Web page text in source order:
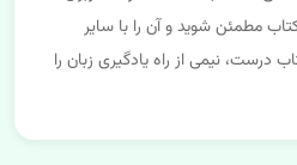
مطمئن شوید و آن را با سایر
درست، نیمی از راه یادگیری زبان را